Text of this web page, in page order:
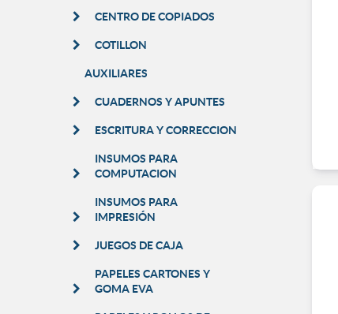
CENTRO DE COPIADOS
COTILLON
AUXILIARES
CUADERNOS Y APUNTES
ESCRITURA Y CORRECCION
INSUMOS PARA
COMPUTACION
INSUMOS PARA
IMPRESIÓN
JUEGOS DE CAJA
PAPELES CARTONES Y
GOMA EVA